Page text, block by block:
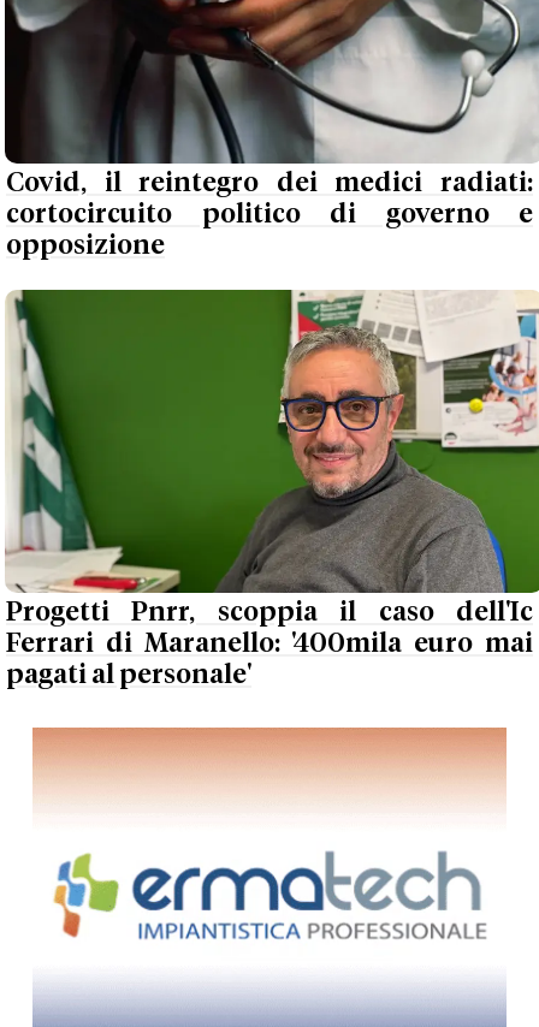
Covid, il reintegro dei medici radiati:
cortocircuito politico di governo e
opposizione
Progetti Pnrr, scoppia il caso dell'Ic
Ferrari di Maranello: '400mila euro mai
pagati al personale'